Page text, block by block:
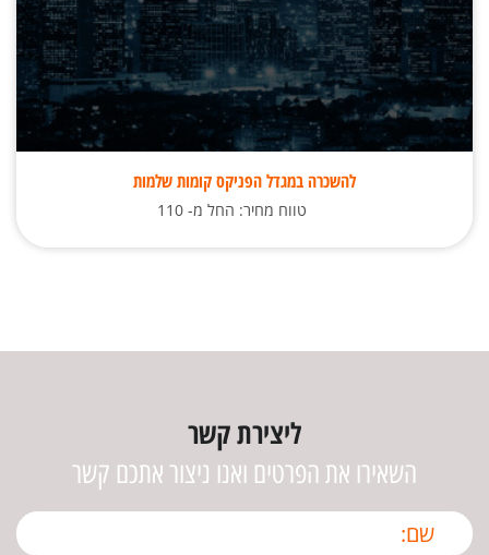
להשכרה במגדל הפניקס קומות שלמות
טווח מחיר: החל מ- 110
ליצירת קשר
השאירו את הפרטים ואנו ניצור אתכם קשר